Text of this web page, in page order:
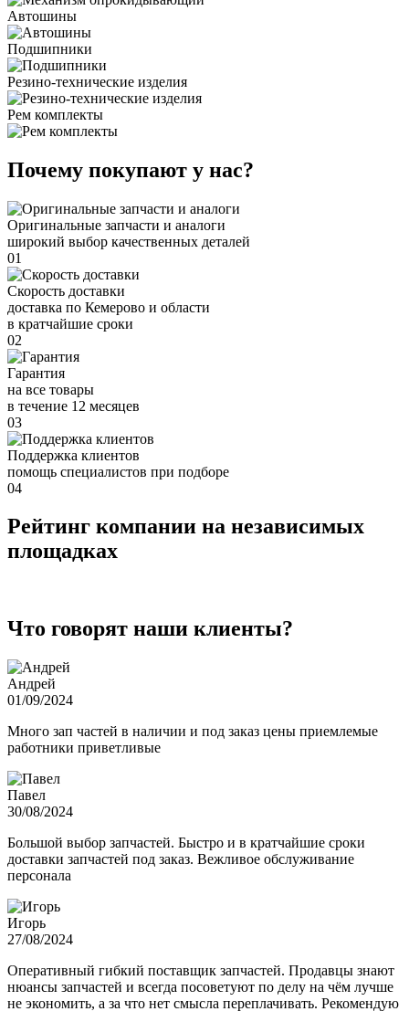
Автошины
Подшипники
Резино-технические изделия
Рем комплекты
Почему покупают у нас?
Оригинальные запчасти и аналоги
широкий выбор качественных деталей
01
Скорость доставки
доставка по Кемерово и области
в кратчайшие сроки
02
Гарантия
на все товары
в течение 12 месяцев
03
Поддержка клиентов
помощь специалистов при подборе
04
Рейтинг компании на независимых
площадках
Что говорят наши клиенты?
Андрей
01/09/2024
Много зап частей в наличии и под заказ цены приемлемые
работники приветливые
Павел
30/08/2024
Большой выбор запчастей. Быстро и в кратчайшие сроки
доставки запчастей под заказ. Вежливое обслуживание
персонала
Игорь
27/08/2024
Оперативный гибкий поставщик запчастей. Продавцы знают
нюансы запчастей и всегда посоветуют по делу на чём лучше
не экономить, а за что нет смысла переплачивать. Рекомендую